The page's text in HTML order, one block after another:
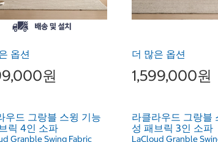
옵션
원
우드 그랑블 스윙 기능
릭 4인 소파
Granble Swing Fabric
더 많은 옵션
1,599,000원
라클라우드 그랑블
성 패브릭 3인 소파
LaCloud Granble